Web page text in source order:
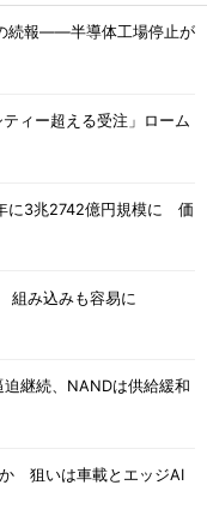
続報――半導体工場停止が
ィー超える受注」ローム
に3兆2742億円規模に 価
組み込みも容易に
継続、NANDは供給緩和
狙いは車載とエッジAI